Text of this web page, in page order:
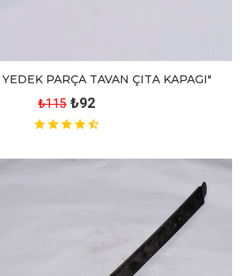
PARÇA TAVAN ÇITA KAPAGI"
₺115 ₺92